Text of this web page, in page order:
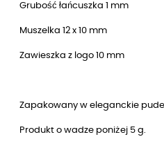
Grubość łańcuszka 1 mm
Muszelka 12 x 10 mm
Zawieszka z logo 10 mm
Zapakowany w eleganckie
Produkt o wadze poniżej 5 g.